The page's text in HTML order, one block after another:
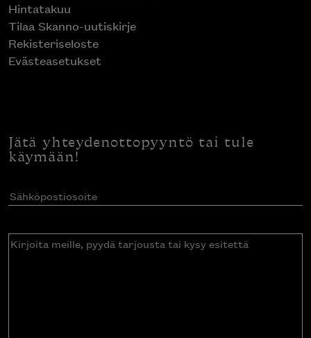
Hintatakuu
Tilaa Skanno-uutiskirje
Rekisteriseloste
Evästeasetukset
Jätä yhteydenottopyyntö tai tule
käymään!
Sähköpostiosoite(Pakollinen)
Kirjoita